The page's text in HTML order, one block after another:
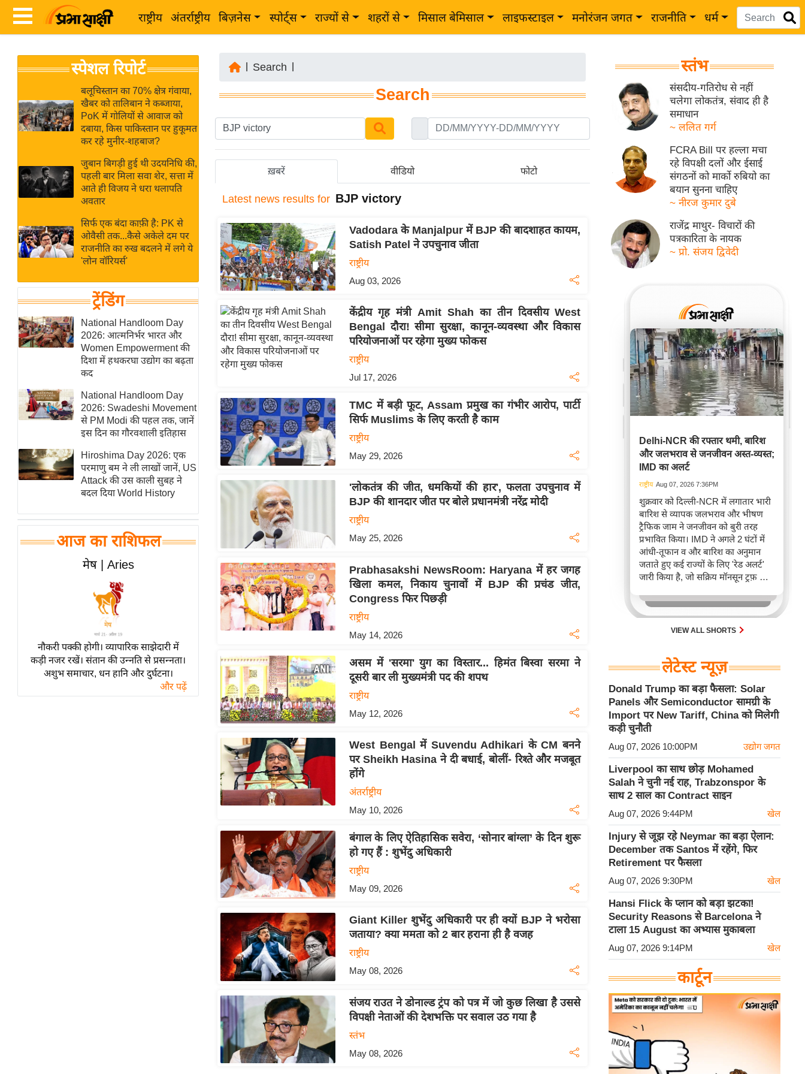
राष्ट्रीय अंतर्राष्ट्रीय बिज़नेस स्पोर्ट्स राज्यों से शहरों से मिसाल बेमिसाल लाइफस्टाइल मनोरंजन जगत राजनीति धर्म
News
Hindi
Hindi
Live
News in
Hindi
News
Hindi
Videos
ब
र
अंतर्राष्ट्रीय
बिज़नेस
उद्योग
विशेषज्ञ
राय
खेल
क्रिकेट
IPL
2026
मिसाल बेमिसाल
शख्सियत
यंग इंडिया
साहित्य जगत
ऑटो वर्ल्ड
न्यूज ब्रीफ
बॉलीवुड
हॉलीवुड
फिल्म समीक्षा
लाइफस्टाइल
टेक्नॉलॉजी
ब्यूटी/फैशन
घरेलू नुस्खे
स्पेशल रिपोर्ट
बलूचिस्तान का 70% क्षेत्र गंवाया,
खैबर को तालिबान ने कब्जाया,
PoK में गोलियों से आवाज को
दबाया, किस पाकिस्तान पर हुकूमत
कर रहे मुनीर-शहबाज?
जुबान बिगड़ी हुई थी उदयनिधि की,
पहली बार मिला सवा शेर, सत्ता में
आते ही विजय ने धरा थलापति
अवतार
सिर्फ एक बंदा काफ़ी है: PK से
ओवैसी तक...कैसे अकेले दम पर
राजनीति का रुख बदलने में लगे ये
'लोन वॉरियर्स'
ट्रेंडिंग
National Handloom Day
2026: आत्मनिर्भर भारत और
Women Empowerment की
दिशा में हथकरघा उद्योग का बढ़ता
कद
National Handloom Day
2026: Swadeshi Movement
से PM Modi की पहल तक, जानें
इस दिन का गौरवशाली इतिहास
Hiroshima Day 2026: एक
परमाणु बम ने ली लाखों जानें, US
Attack की उस काली सुबह ने
बदल दिया World History
आज का राशिफल
मेष | Aries
नौकरी पक्की होगी। व्यापारिक साझेदारी में
कड़ी नजर रखें। संतान की उन्नति से प्रसन्नता।
अशुभ समाचार, धन हानि और दुर्घटना।
और पढ़ें
Search
Search
ख़बरें वीडियो फोटो
Latest news results for BJP victory
Vadodara के Manjalpur में BJP की बादशाहत कायम,
Satish Patel ने उपचुनाव जीता
राष्ट्रीय
Aug 03, 2026
केंद्रीय गृह मंत्री Amit Shah का तीन दिवसीय West
Bengal दौरा! सीमा सुरक्षा, कानून-व्यवस्था और विकास
परियोजनाओं पर रहेगा मुख्य फोकस
राष्ट्रीय
Jul 17, 2026
TMC में बड़ी फूट, Assam प्रमुख का गंभीर आरोप, पार्टी
सिर्फ Muslims के लिए करती है काम
राष्ट्रीय
May 29, 2026
'लोकतंत्र की जीत, धमकियों की हार', फलता उपचुनाव में
BJP की शानदार जीत पर बोले प्रधानमंत्री नरेंद्र मोदी
राष्ट्रीय
May 25, 2026
Prabhasakshi NewsRoom: Haryana में हर जगह
खिला कमल, निकाय चुनावों में BJP की प्रचंड जीत,
Congress फिर पिछड़ी
राष्ट्रीय
May 14, 2026
असम में 'सरमा' युग का विस्तार... हिमंत बिस्वा सरमा ने
दूसरी बार ली मुख्यमंत्री पद की शपथ
राष्ट्रीय
May 12, 2026
West Bengal में Suvendu Adhikari के CM बनने
पर Sheikh Hasina ने दी बधाई, बोलीं- रिश्ते और मजबूत
होंगे
अंतर्राष्ट्रीय
May 10, 2026
बंगाल के लिए ऐतिहासिक सवेरा, ‘सोनार बांग्ला’ के दिन शुरू
हो गए हैं : शुभेंदु अधिकारी
राष्ट्रीय
May 09, 2026
Giant Killer शुभेंदु अधिकारी पर ही क्यों BJP ने भरोसा
जताया? क्या ममता को 2 बार हराना ही है वजह
राष्ट्रीय
May 08, 2026
संजय राउत ने डोनाल्ड ट्रंप को पत्र में जो कुछ लिखा है उससे
विपक्षी नेताओं की देशभक्ति पर सवाल उठ गया है
स्तंभ
May 08, 2026
स्तंभ
संसदीय-गतिरोध से नहीं
चलेगा लोकतंत्र, संवाद ही है
समाधान
~ ललित गर्ग
FCRA Bill पर हल्ला मचा
रहे विपक्षी दलों और ईसाई
संगठनों को मार्को रुबियो का
बयान सुनना चाहिए
~ नीरज कुमार दुबे
राजेंद्र माथुर- विचारों की
पत्रकारिता के नायक
~ प्रो. संजय द्विवेदी
Delhi-NCR की रफ्तार थमी, बारिश
और जलभराव से जनजीवन अस्त-व्यस्त;
IMD का अलर्ट
राष्ट्रीय Aug 07, 2026 7:36PM
शुक्रवार को दिल्ली-NCR में लगातार भारी
बारिश से व्यापक जलभराव और भीषण
ट्रैफिक जाम ने जनजीवन को बुरी तरह
प्रभावित किया। IMD ने अगले 2 घंटों में
आंधी-तूफान व और बारिश का अनुमान
जताते हुए कई राज्यों के लिए 'रेड अलर्ट'
जारी किया है, जो सक्रिय मॉनसून ट्रफ़ और
जिससे यातायात बाधित होने के साथ-साथ
सफदरजंग अस्पताल में भी जलभराव की
स्थिति बनी।VIEW ALL SHORTS
लेटेस्ट न्यूज़
Donald Trump का बड़ा फैसला: Solar
Panels और Semiconductor सामग्री के
Import पर New Tariff, China को मिलेगी
कड़ी चुनौती
Aug 07, 2026 10:00PM उद्योग जगत
Liverpool का साथ छोड़ Mohamed
Salah ने चुनी नई राह, Trabzonspor के
साथ 2 साल का Contract साइन
Aug 07, 2026 9:44PM खेल
Injury से जूझ रहे Neymar का बड़ा ऐलान:
December तक Santos में रहेंगे, फिर
Retirement पर फैसला
Aug 07, 2026 9:30PM खेल
Hansi Flick के प्लान को बड़ा झटका!
Security Reasons से Barcelona ने
टाला 15 August का अभ्यास मुकाबला
Aug 07, 2026 9:14PM खेल
कार्टून